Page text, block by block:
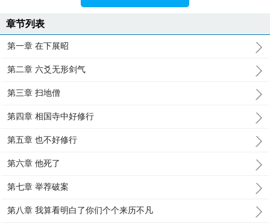
章节列表
第一章 在下展昭
第二章 六爻无形剑气
第三章 扫地僧
第四章 相国寺中好修行
第五章 也不好修行
第六章 他死了
第七章 举荐破案
第八章 我算看明白了你们个个来历不凡